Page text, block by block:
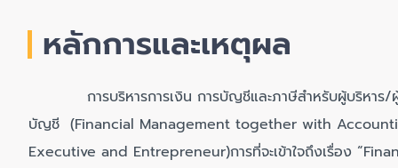
หลักการและเหตุผล
การบริหารการเงิน การบัญชีและภาษีสำหรับผู้บริหาร/ผู้
บัญชี (Financial Management together with
Executive and Entrepreneur)การที่จะเข้าใจถึงเรื่อง